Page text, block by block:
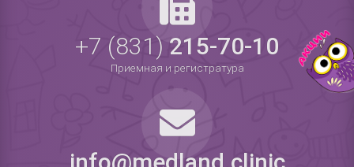
+7 (831)215-70-10
Приемная и регистратура